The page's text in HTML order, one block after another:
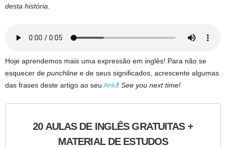
desta história.
Hoje aprendemos mais uma expressão em inglês! Para não se
esquecer de punchline e de seus significados, acrescente algumas
das frases deste artigo ao seu Anki! See you next time!
20 AULAS DE INGLÊS GRATUITAS +
MATERIAL DE ESTUDOS